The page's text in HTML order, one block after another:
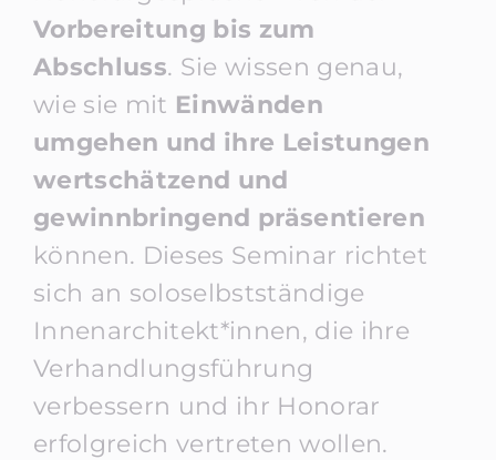
Vorbereitung bis zum
Abschluss. Sie wissen genau,
wie sie mit Einwänden
umgehen und ihre Leistungen
wertschätzend und
gewinnbringend präsentieren
können. Dieses Seminar richtet
sich an soloselbstständige
Innenarchitekt*innen, die ihre
Verhandlungsführung
verbessern und ihr Honorar
erfolgreich vertreten wollen.